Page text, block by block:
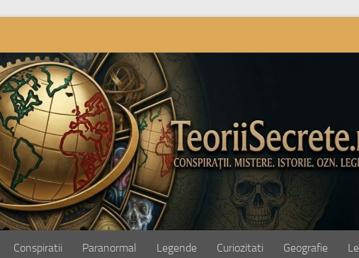
Conspiratii Paranormal Legende Curiozitati Geografie